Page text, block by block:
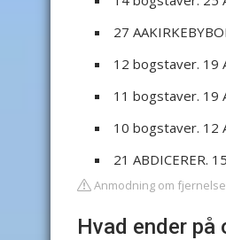
27
12 bogstaver. 19
11 bogstaver. 19
10 bogstaver. 12
21 ABDICERER.
Anmodning om fjernelse
Hvad ender på